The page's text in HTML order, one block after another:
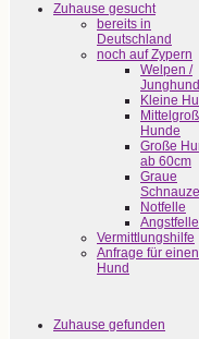
Zuhause gesucht
bereits in
Deutschland
noch auf Zypern
Welpen /
Kleine
Hunde
Große
ab 60cm
Graue
Notfelle
Angstfelle
Vermittlungshilfe
Anfrage für einen
Hund
Zuhause gefunden